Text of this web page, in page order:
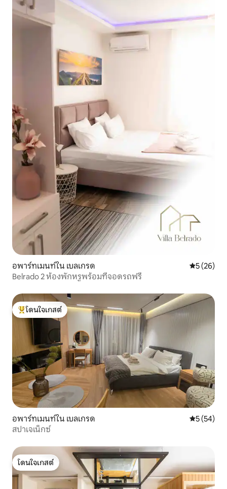
อพาร์ทเมนท์ใน เบลเกรด คะแนนเฉลี่
5 (26)
Belrado 2 ห้องพักหรูพร้อมที่จอดรถฟรี
โดนใจเกสต์ที่สุด
โดนใจเกสต์
อพาร์ทเมนท์ใน เบลเกรด คะแนนเฉลี่
5 (54)
สปาเจเน็กซ์
โดนใจเกสต์
โดนใจเกสต์